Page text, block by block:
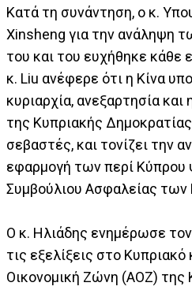
Κατά τη συνάντηση, ο κ.
Xinsheng για την ανάληψη
του και του ευχήθηκε κάθε
κ. Liu ανέφερε ότι η Κίνα
κυριαρχία, ανεξαρτησία
της Κυπριακής
σεβαστές, και τονίζει την
εφαρμογή των περί
Συμβούλιου Ασφαλείας
O κ. Ηλιάδης ενημέρωσε
τις εξελίξεις στο
Οικονομική Ζώνη (ΑΟΖ) της